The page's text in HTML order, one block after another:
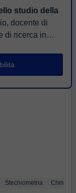
studio della
di ricerca in
Stechiometria Chimica